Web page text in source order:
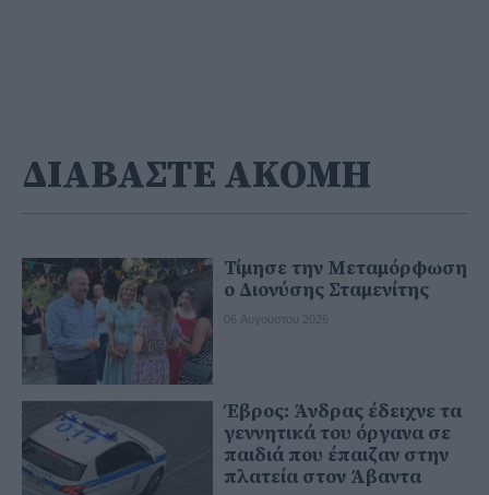
ΔΙΑΒΑΣΤΕ ΑΚΟΜΗ
Τίμησε την Μεταμόρφωση
ο Διονύσης Σταμενίτης
06 Αυγούστου 2026
Έβρος: Άνδρας έδειχνε τα
γεννητικά του όργανα σε
παιδιά που έπαιζαν στην
πλατεία στον Άβαντα